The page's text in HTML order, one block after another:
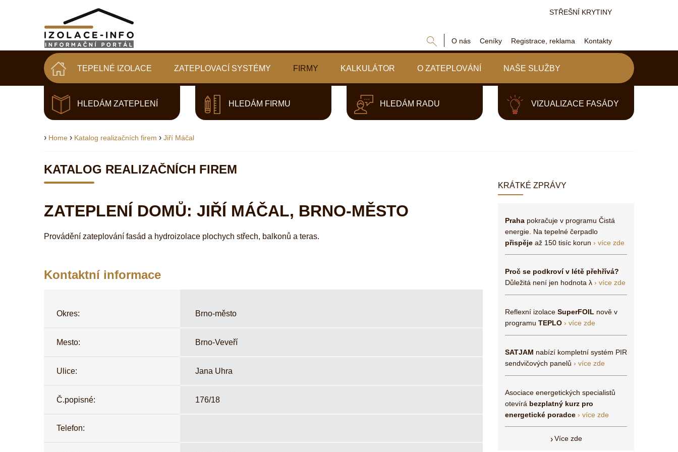
STŘEŠNÍ KRYTINY
O nás Ceníky Registrace, reklama Kontakty
TEPELNÉ IZOLACE ZATEPLOVACÍ SYSTÉMY FIRMY KALKULÁTOR O ZATEPLOVÁNÍ NAŠE SLUŽBY
HLEDÁM ZATEPLENÍ HLEDÁM FIRMU HLEDÁM RADU VIZUALIZACE FASÁDY
› Home › Katalog realizačních firem › Jiří Máčal
KATALOG REALIZAČNÍCH FIREM
ZATEPLENÍ DOMŮ: JIŘÍ MÁČAL, BRNO-MĚSTO
Provádění zateplování fasád a hydroizolace plochych střech, balkonů a teras.
Kontaktní informace
Okres: Brno-město
Mesto: Brno-Veveří
Ulice: Jana Uhra
Č.popisné: 176/18
Telefon:
KRÁTKÉ ZPRÁVY
Praha pokračuje v programu Čistá
energie. Na tepelné čerpadlo
přispěje až 150 tisíc korun › více zde
Proč se podkroví v létě přehřívá?
Důležitá není jen hodnota λ › více zde
Reflexní izolace SuperFOIL nově v
programu TEPLO › více zde
SATJAM nabízí kompletní systém PIR
sendvičových panelů › více zde
Asociace energetických specialistů
otevírá bezplatný kurz pro
energetické poradce › více zde
Více zde